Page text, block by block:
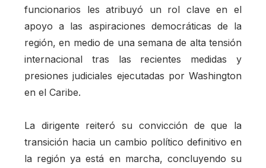
funcionarios les atribuyó un rol clave en el
apoyo a las aspiraciones democráticas de la
región, en medio de una semana de alta tensión
internacional tras las recientes medidas y
presiones judiciales ejecutadas por Washington
en el Caribe.
La dirigente reiteró su convicción de que la
transición hacia un cambio político definitivo en
la región ya está en marcha, concluyendo su